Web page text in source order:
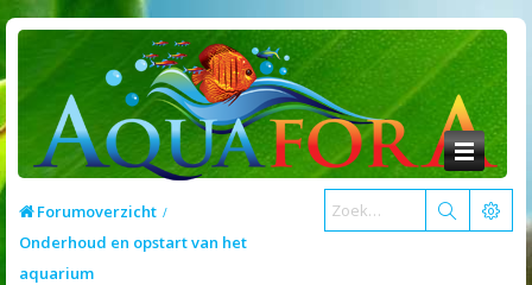
Forumoverzicht
Onderhoud en opstart van het
aquarium